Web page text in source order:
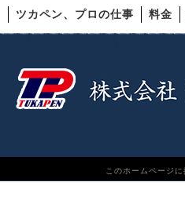
ツカペン、プロの仕事 料金
このホームページ